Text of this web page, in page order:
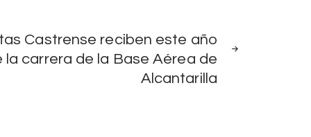
Castrense reciben este año
la carrera de la Base Aérea de
Alcantarilla